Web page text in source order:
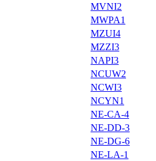
MVNI2
MWPA1
MZUI4
MZZI3
NAPI3
NCUW2
NCWI3
NCYN1
NE-CA-4
NE-DD-3
NE-DG-6
NE-LA-1